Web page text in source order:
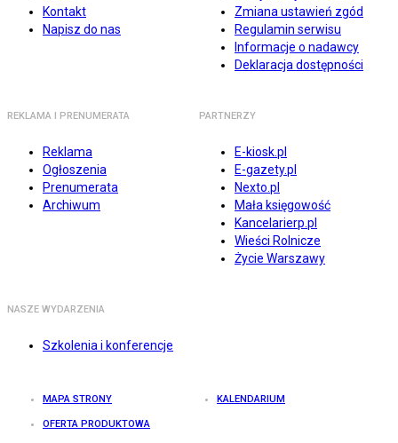
Kontakt
Napisz do nas
Zmiana ustawień zgód
Regulamin serwisu
Informacje o nadawcy
Deklaracja dostępności
REKLAMA I PRENUMERATA
Reklama
Ogłoszenia
Prenumerata
Archiwum
PARTNERZY
E-kiosk.pl
E-gazety.pl
Nexto.pl
Mała księgowość
Kancelarierp.pl
Wieści Rolnicze
Życie Warszawy
NASZE WYDARZENIA
Szkolenia i konferencje
MAPA STRONY KALENDARIUM
OFERTA PRODUKTOWA